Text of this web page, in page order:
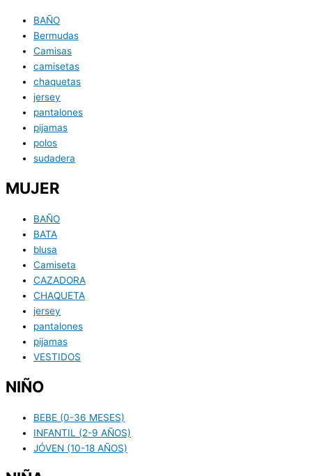
BAÑO
Bermudas
Camisas
camisetas
chaquetas
jersey
pantalones
pijamas
polos
sudadera
MUJER
BAÑO
BATA
blusa
Camiseta
CAZADORA
CHAQUETA
jersey
pantalones
pijamas
VESTIDOS
NIÑO
BEBE (0-36 MESES)
INFANTIL (2-9 AÑOS)
JÓVEN (10-18 AÑOS)